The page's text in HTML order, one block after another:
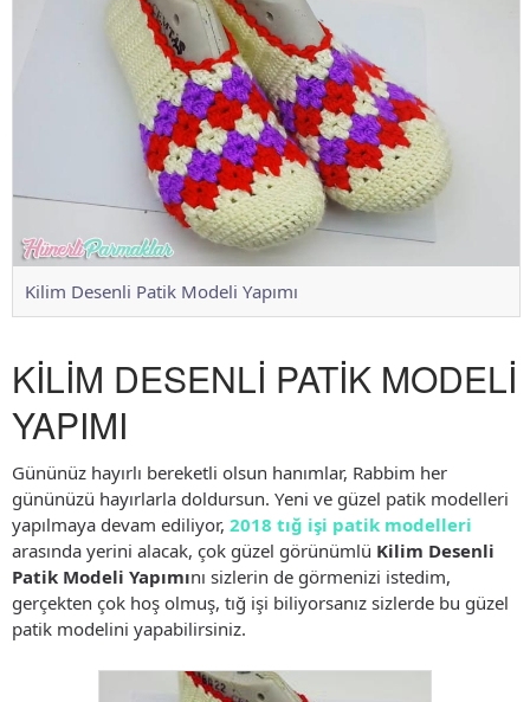
Kilim Desenli Patik Modeli Yapımı
KİLİM DESENLİ PATİK MODELİ
YAPIMI
Gününüz hayırlı bereketli olsun hanımlar, Rabbim her
gününüzü hayırlarla doldursun. Yeni ve güzel patik modelleri
yapılmaya devam ediliyor, 2018 tığ işi patik modelleri
arasında yerini alacak, çok güzel görünümlü Kilim Desenli
Patik Modeli Yapımını sizlerin de görmenizi istedim,
gerçekten çok hoş olmuş, tığ işi biliyorsanız sizlerde bu güzel
patik modelini yapabilirsiniz.